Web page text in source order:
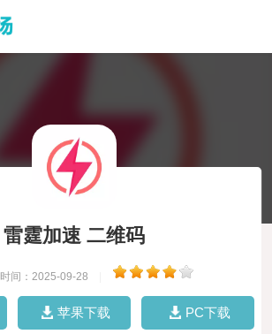
雷霆加速 二维码
时间：2025-09-28
苹果下载 PC下载